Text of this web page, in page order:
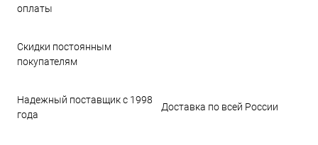
оплаты
Скидки постоянным
покупателям
Надежный поставщик с 1998
года
Доставка по всей России